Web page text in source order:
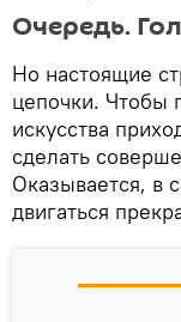
Очередь.
Но настоящие
цепочки. Чтобы
искусства
сделать
Оказывается, в
двигаться